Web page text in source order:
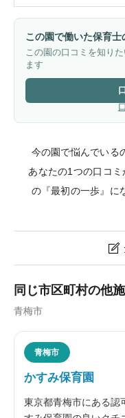
この園で働いた保育
この園の口コミを知り
ます
今の園で悩んでいる
あなたの1つの口コ
の『最初の一歩』に

ニックネーム
※本名や誤解される名前
同じ市区町村の他
青梅市
青梅市
かすみ保育園
東京都青梅市にある認